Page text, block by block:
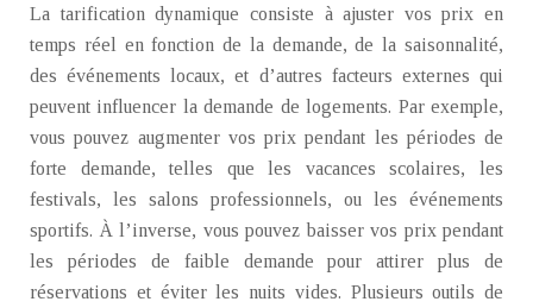
La tarification dynamique consiste à ajuster vos prix en
temps réel en fonction de la demande, de la saisonnalité,
des événements locaux, et d’autres facteurs externes qui
peuvent influencer la demande de logements. Par exemple,
vous pouvez augmenter vos prix pendant les périodes de
forte demande, telles que les vacances scolaires, les
festivals, les salons professionnels, ou les événements
sportifs. À l’inverse, vous pouvez baisser vos prix pendant
les périodes de faible demande pour attirer plus de
réservations et éviter les nuits vides. Plusieurs outils de